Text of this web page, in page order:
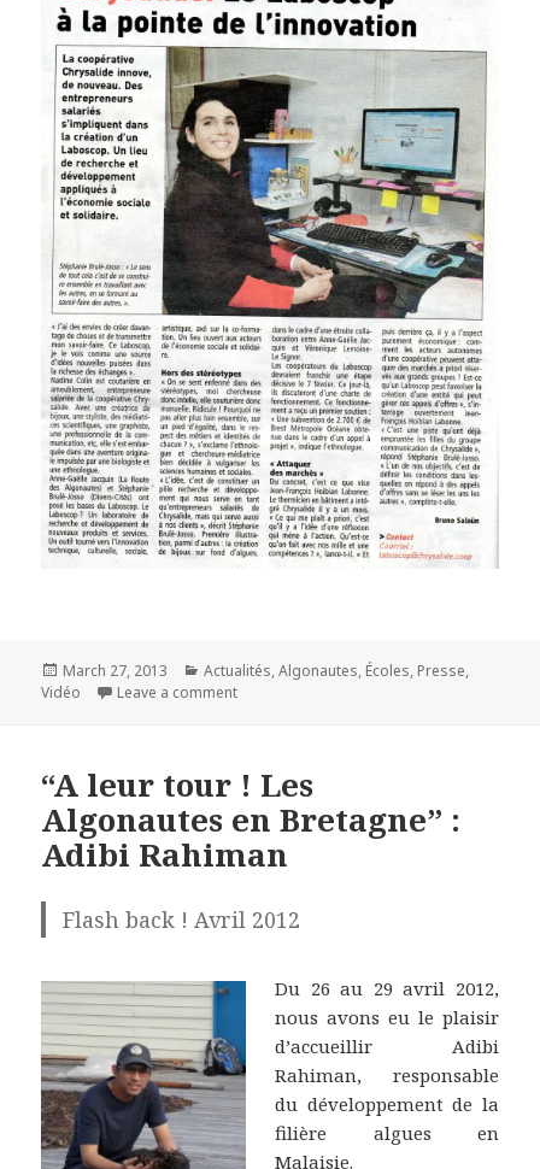
Posted
on
March 27, 2013 Categories
Actualités,Algonautes, Écoles, Presse,
Vidéo
Leave a comment
“A leur tour ! Les
Algonautes en Bretagne” :
Adibi Rahiman
Flash back ! Avril 2012
Du 26 au 29 avril 2012,
nous avons eu le plaisir
d’accueillir Adibi
Rahiman, responsable
du développement de la
filière algues en
Malaisie.